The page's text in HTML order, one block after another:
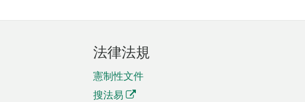
法律法規
憲制性文件
搜法易